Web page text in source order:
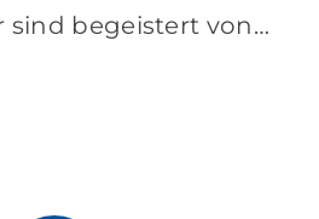
sind begeistert von